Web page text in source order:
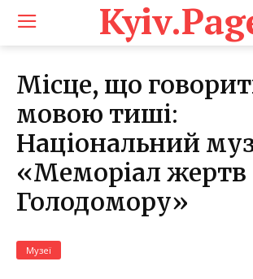
Місце, що
мовою тиші:
Національний
«Меморіал жертв
Голодомору»
Музеї